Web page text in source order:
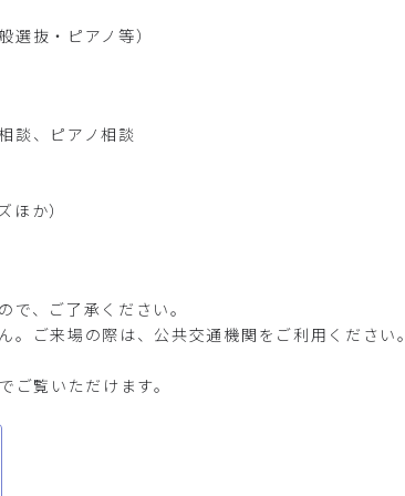
抜・ピアノ等）
談、ピアノ相談
か）
、ご了承ください。
ご来場の際は、公共交通機関をご利用ください。
覧いただけます。